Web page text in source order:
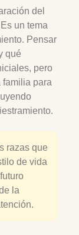
del
un tema
Pensar
qué
pero
familia para
razas que
de vida
la